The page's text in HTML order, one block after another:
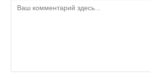
Комментарий